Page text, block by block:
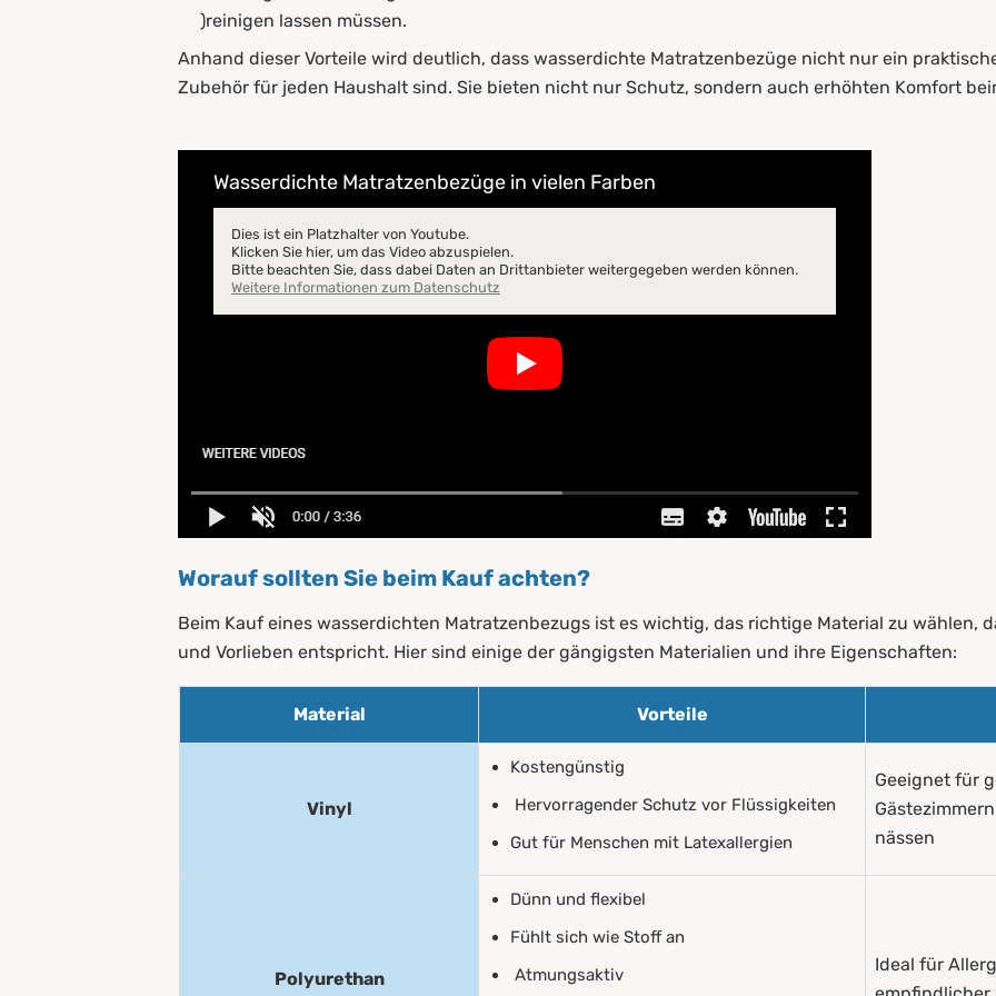
)reinigen lassen müssen.
Anhand dieser Vorteile wird deutlich, dass wasserdichte Matratzenbezüge nicht nur ein
Zubehör für jeden Haushalt sind. Sie bieten nicht nur Schutz, sondern auch erhöhten Komfort
Wasserdichte Matratzenbezüge in vielen Farben
Dies ist ein Platzhalter von Youtube.
Klicken Sie hier, um das Video abzuspielen.
Bitte beachten Sie, dass dabei Daten an Drittanbieter weitergegeben werden können.
Weitere Informationen zum Datenschutz
Worauf sollten Sie beim Kauf achten?
Beim Kauf eines wasserdichten Matratzenbezugs ist es wichtig, das richtige Material zu wählen,
und Vorlieben entspricht. Hier sind einige der gängigsten Materialien und ihre Eigenschaften:
Material Vorteile
Vinyl
Kostengünstig
Hervorragender Schutz vor Flüssigkeiten
Gut für Menschen mit Latexallergien
Geeignet für
nässen
Polyurethan
Dünn und flexibel
Fühlt sich wie Stoff an
Atmungsaktiv
Ideal für